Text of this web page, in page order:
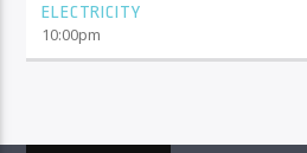
ELECTRICITY
10:00pm